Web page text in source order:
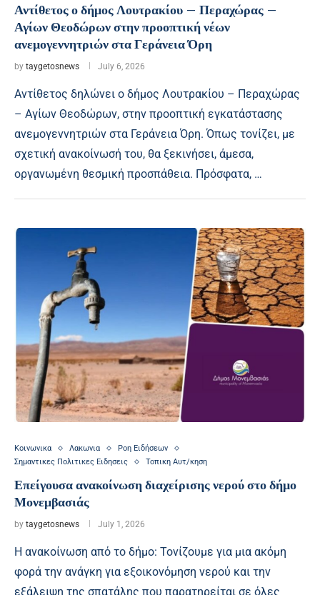
Αντίθετος ο δήμος Λουτρακίου – Περαχώρας –
Αγίων Θεοδώρων στην προοπτική νέων
ανεμογεννητριών στα Γεράνεια Όρη
by taygetosnews July 6, 2026
Αντίθετος δηλώνει ο δήμος Λουτρακίου – Περαχώρας
– Αγίων Θεοδώρων, στην προοπτική εγκατάστασης
ανεμογεννητριών στα Γεράνεια Όρη. Όπως τονίζει, με
σχετική ανακοίνωσή του, θα ξεκινήσει, άμεσα,
οργανωμένη θεσμική προσπάθεια. Πρόσφατα, …
Κοινωνικα Λακωνια
Ροη Ειδήσεων
Σημαντικες Πολιτικες Ειδησεις
Τοπικη Αυτ/κηση
Επείγουσα ανακοίνωση διαχείρισης νερού στο δήμο
Μονεμβασιάς
by taygetosnews July 1, 2026
Η ανακοίνωση από το δήμο: Τονίζουμε για μια ακόμη
φορά την ανάγκη για εξοικονόμηση νερού και την
εξάλειψη της σπατάλης που παρατηρείται σε όλες